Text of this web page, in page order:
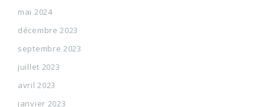
mai 2024
décembre 2023
septembre 2023
juillet 2023
avril 2023
janvier 2023